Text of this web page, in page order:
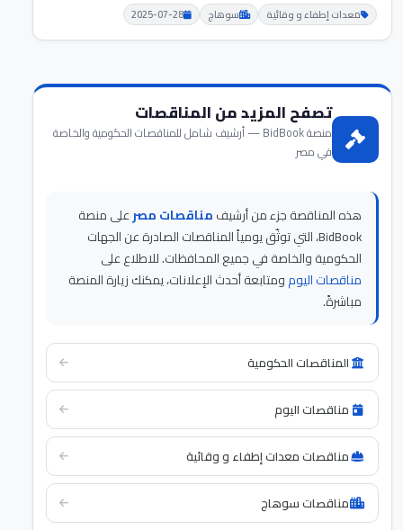
معدات إطفاء و وقائية سوهاج 2025-07-28
تصفح المزيد من المناقصات
منصة BidBook — أرشيف شامل للمناقصات الحكومية والخاصة
في مصر
هذه المناقصة جزء من أرشيفمناقصات مصرعلى منصة
BidBook، التي توثّق يومياً المناقصات الصادرة عن الجهات
الحكومية والخاصة في جميع المحافظات. للاطلاع على
مناقصات اليومومتابعة أحدث الإعلانات، يمكنك زيارة المنصة
مباشرةً.
المناقصات الحكومية
مناقصات اليوم
مناقصات معدات إطفاء و وقائية
مناقصات سوهاج